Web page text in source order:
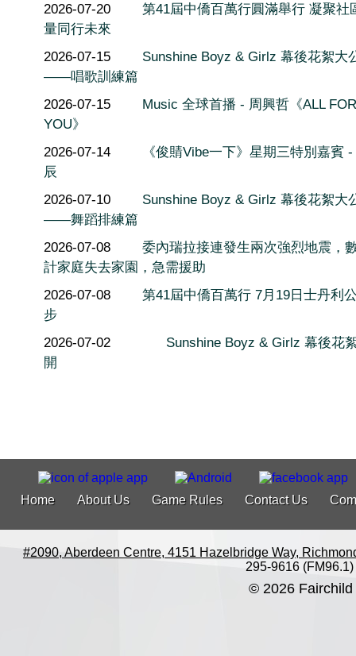
2026-07-20
第41屆中僑百萬行圓滿舉行 凝聚社
量同行未來
2026-07-15
Sunshine Boyz & Girlz 幕後花絮大
——唱歌訓練篇
2026-07-15
Music 全球首播 - 周興哲《ALL FOR
YOU》
2026-07-14
《俊䝼Vibe一下》星期三特別嘉賓
辰
2026-07-10
Sunshine Boyz & Girlz 幕後花絮大
——舞蹈排練篇
2026-07-08
委內瑞拉接連發生兩次強烈地震，
計家庭失去家園，急需援助
2026-07-08
第41屆中僑百萬行 7月19日士丹利
步
2026-07-02
Sunshine Boyz & Girlz 幕後花
開
Home About Us Game Rules Contact Us
#2090, Aberdeen Centre, 4151 Hazelbridge Way,
295-9616 (FM96.1)
© 2026 Fairchild